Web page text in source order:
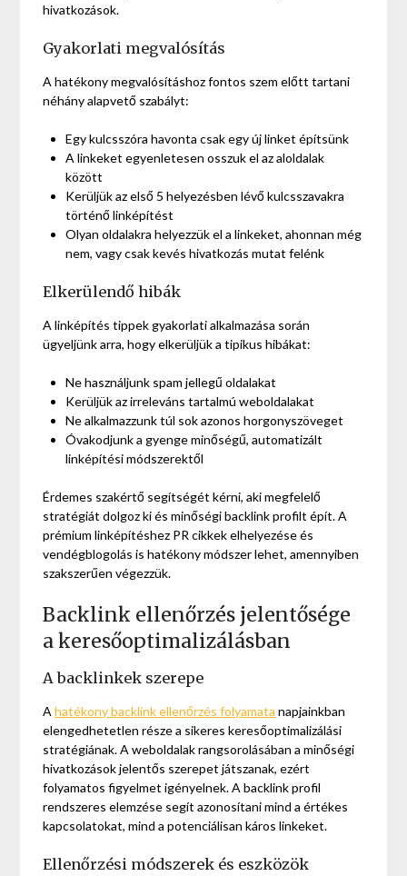
hivatkozások.
Gyakorlati megvalósítás
A hatékony megvalósításhoz fontos szem előtt tartani
néhány alapvető szabályt:
Egy kulcsszóra havonta csak egy új linket építsünk
A linkeket egyenletesen osszuk el az aloldalak
között
Kerüljük az első 5 helyezésben lévő kulcsszavakra
történő linképítést
Olyan oldalakra helyezzük el a linkeket, ahonnan még
nem, vagy csak kevés hivatkozás mutat felénk
Elkerülendő hibák
A linképítés tippek gyakorlati alkalmazása során
ügyeljünk arra, hogy elkerüljük a tipikus hibákat:
Ne használjunk spam jellegű oldalakat
Kerüljük az irreleváns tartalmú weboldalakat
Ne alkalmazzunk túl sok azonos horgonyszöveget
Óvakodjunk a gyenge minőségű, automatizált
linképítési módszerektől
Érdemes szakértő segítségét kérni, aki megfelelő
stratégiát dolgoz ki és minőségi backlink profilt épít. A
prémium linképítéshez PR cikkek elhelyezése és
vendégblogolás is hatékony módszer lehet, amennyiben
szakszerűen végezzük.
Backlink ellenőrzés jelentősége
a keresőoptimalizálásban
A backlinkek szerepe
Ahatékony backlink ellenőrzés folyamata napjainkban
elengedhetetlen része a sikeres keresőoptimalizálási
stratégiának. A weboldalak rangsorolásában a minőségi
hivatkozások jelentős szerepet játszanak, ezért
folyamatos figyelmet igényelnek. A backlink profil
rendszeres elemzése segít azonosítani mind a értékes
kapcsolatokat, mind a potenciálisan káros linkeket.
Ellenőrzési módszerek és eszközök